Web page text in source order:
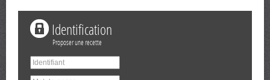
Identification
Proposer une recette